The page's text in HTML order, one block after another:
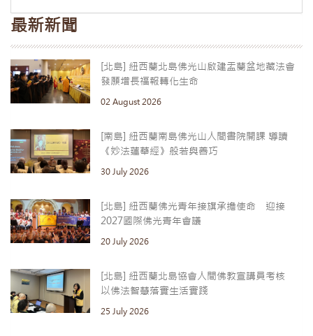
最新新聞
[北島] 紐西蘭北島佛光山啟建盂蘭盆地藏法會
發願增長福報轉化生命
02 August 2026
[南島] 紐西蘭南島佛光山人間書院開課 導讀
《妙法蓮華經》般若與善巧
30 July 2026
[北島] 紐西蘭佛光青年接旗承擔使命 迎接
2027國際佛光青年會議
20 July 2026
[北島] 紐西蘭北島協會人間佛教宣講員考核
以佛法智慧落實生活實踐
25 July 2026